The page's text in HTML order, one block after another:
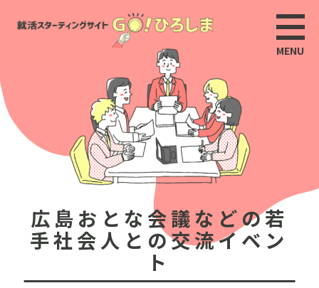
広島おとな会議などの若
手社会人との交流イベン
ト